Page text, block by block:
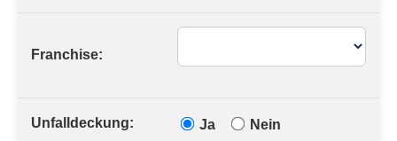
Franchise:
Unfalldeckung: Ja Nein